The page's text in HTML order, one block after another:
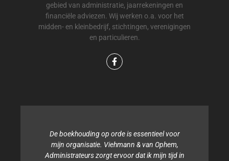
gebied van administratie, jaarrekeningen en
financiële adviezen. Wij werken o.a. voor het
midden- en kleinbedrijf, stichtingen, verenigingen
en particulieren.
De boekhouding op orde is essentieel voor
mijn organisatie. Viehmann & van Ophem,
Administrateurs zorgt ervoor dat ik mijn tijd in